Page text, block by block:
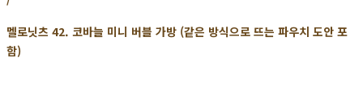
멜로닛츠 42. 코바늘 미니 버블 가방 (같은 방식으로 뜨는 파우치 도안 포
함)